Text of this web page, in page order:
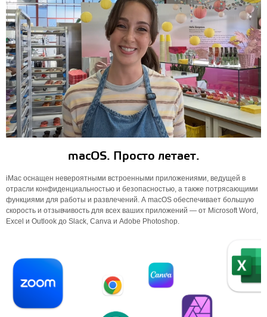
macOS. Просто летает.
iMac оснащен невероятными встроенными приложениями, ведущей в
отрасли конфиденциальностью и безопасностью, а также потрясающими
функциями для работы и развлечений. А macOS обеспечивает большую
скорость и отзывчивость для всех ваших приложений — от Microsoft Word,
Excel и Outlook до Slack, Canva и Adobe Photoshop.